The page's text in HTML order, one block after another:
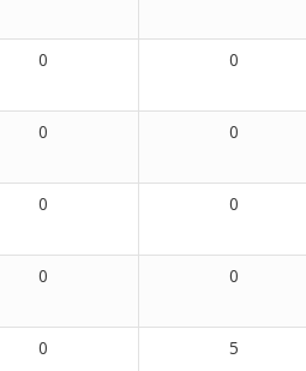
0 0
0 0
0 0
0 0
0 5